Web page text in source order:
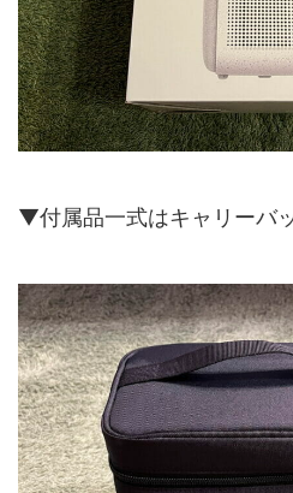
▼付属品一式はキャリーバ